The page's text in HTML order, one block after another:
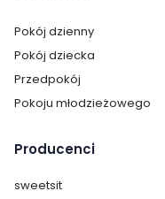
Długość:
Typ łóżka:
Powierzchnia spania:
Pojemnik na pościel:
Stelaż w zestawie:
Pokój dzienny
Pokój dziecka
Przedpokój
Pokoju młodzieżowego
Producenci
sweetsit